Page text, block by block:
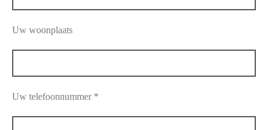
Uw woonplaats
Uw telefoonnummer *